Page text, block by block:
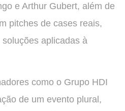
e Arthur Gubert, além de
pitches de cases reais,
aplicadas à
como o Grupo HDI
de um evento plural,